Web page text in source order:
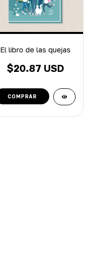
El libro de las quejas
$20.87 USD